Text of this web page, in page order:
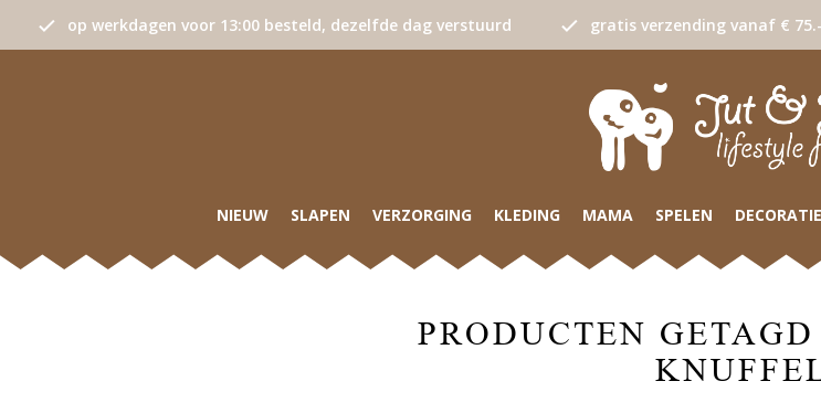
op werkdagen voor 13:00 besteld, dezelfde dag verstuurd gratis verzending vanaf €
NIEUW SLAPEN VERZORGING KLEDING MAMA SPELEN DECORATIE
PRODUCTEN